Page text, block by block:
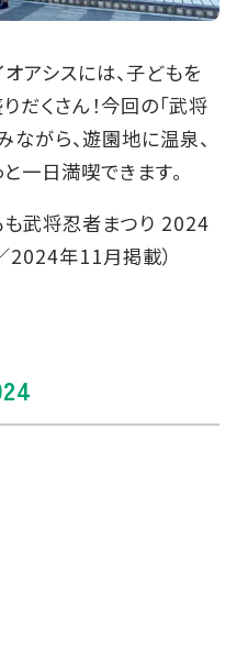
アシスには、子どもを
だくさん！今回の「武将
がら、遊園地に温泉、
一日満喫できます。
武将忍者まつり 2024
2024年11月掲載）